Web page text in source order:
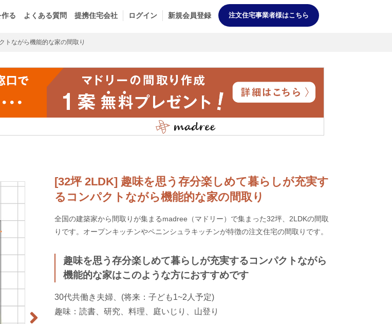
る よくある質問 提携住宅会社 ログイン 新規会員登録 注文住宅事業者様はこちら
トながら機能的な家の間取り
[32坪 2LDK] 趣味を思う存分楽しめて暮らしが充実す
るコンパクトながら機能的な家の間取り
全国の建築家から間取りが集まるmadree（マドリー）で集まった32坪、2LDKの間取
りです。オープンキッチンやペニンシュラキッチンが特徴の注文住宅の間取りです。
趣味を思う存分楽しめて暮らしが充実するコンパクトながら
機能的な家はこのような方におすすめです
30代共働き夫婦、(将来：子ども1~2人予定)
趣味：読書、研究、料理、庭いじり、山登り